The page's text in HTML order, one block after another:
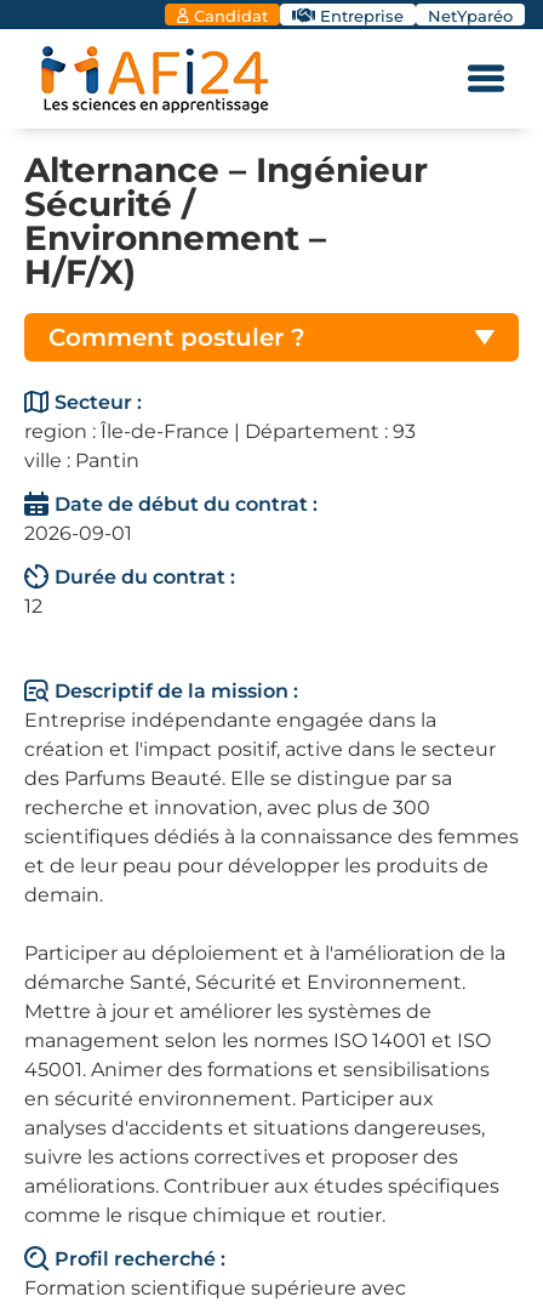
Candidat Entreprise NetYparéo
Alternance – Ingénieur
Sécurité /
Environnement –
H/F/X)
Comment postuler ?
Secteur :
region : Île-de-France | Département : 93
ville : Pantin
Date de début du contrat :
2026-09-01
Durée du contrat :
12
Descriptif de la mission :
Entreprise indépendante engagée dans la
création et l'impact positif, active dans le secteur
des Parfums Beauté. Elle se distingue par sa
recherche et innovation, avec plus de 300
scientifiques dédiés à la connaissance des femmes
et de leur peau pour développer les produits de
demain.
Participer au déploiement et à l'amélioration de la
démarche Santé, Sécurité et Environnement.
Mettre à jour et améliorer les systèmes de
management selon les normes ISO 14001 et ISO
45001. Animer des formations et sensibilisations
en sécurité environnement. Participer aux
analyses d'accidents et situations dangereuses,
suivre les actions correctives et proposer des
améliorations. Contribuer aux études spécifiques
comme le risque chimique et routier.
Profil recherché :
Formation scientifique supérieure avec